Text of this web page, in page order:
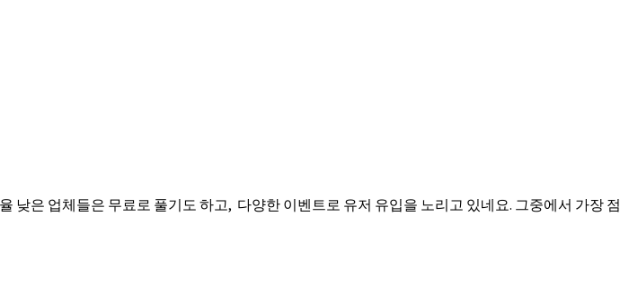
낮은 업체들은 무료로 풀기도 하고, 다양한 이벤트로 유저 유입을 노리고 있네요. 그중에서 가장 점